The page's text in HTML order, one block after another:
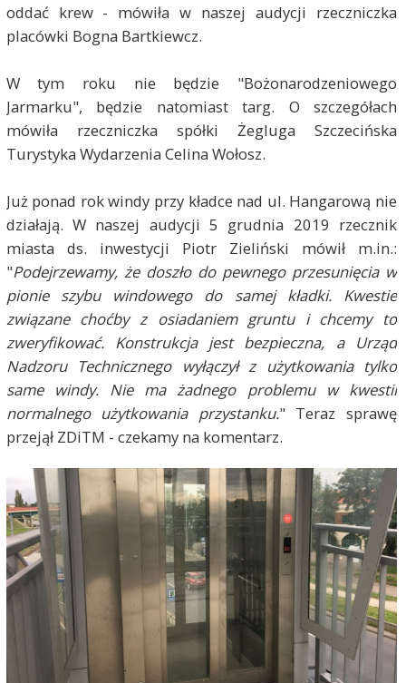
oddać krew - mówiła w naszej audycji rzeczniczka
placówki Bogna Bartkiewcz.
W tym roku nie będzie "Bożonarodzeniowego
Jarmarku", będzie natomiast targ. O szczegółach
mówiła rzeczniczka spółki Żegluga Szczecińska
Turystyka Wydarzenia Celina Wołosz.
Już ponad rok windy przy kładce nad ul. Hangarową nie
działają. W naszej audycji 5 grudnia 2019 rzecznik
miasta ds. inwestycji Piotr Zieliński mówił m.in.:
"Podejrzewamy, że doszło do pewnego przesunięcia w
pionie szybu windowego do samej kładki. Kwestie
związane choćby z osiadaniem gruntu i chcemy to
zweryfikować. Konstrukcja jest bezpieczna, a Urząd
Nadzoru Technicznego wyłączył z użytkowania tylko
same windy. Nie ma żadnego problemu w kwestii
normalnego użytkowania przystanku." Teraz sprawę
przejął ZDiTM - czekamy na komentarz.